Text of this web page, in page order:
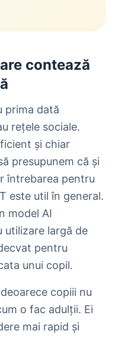
contează
prima dată
rețele sociale.
și chiar
presupunem că și
întrebarea pentru
este util în general.
model AI
utilizare largă de
pentru
unui copil.
copiii nu
o fac adulții. Ei
mai rapid și